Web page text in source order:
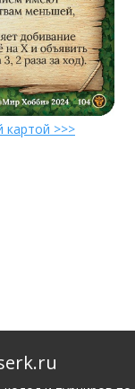
картой >>>